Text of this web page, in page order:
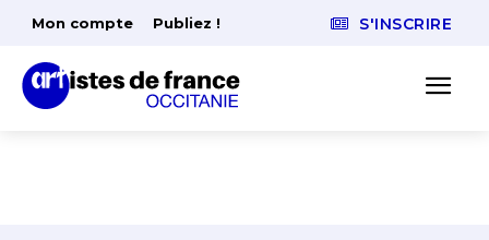
Mon compte Publiez ! S'INSCRIRE